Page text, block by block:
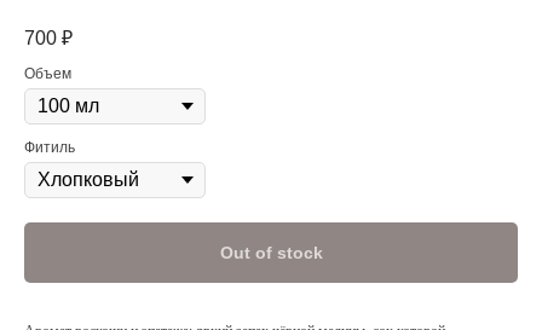
700 ₽
Объем
Фитиль
Out of stock